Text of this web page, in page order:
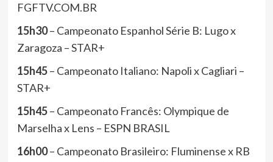
FGFTV.COM.BR
15h30– Campeonato Espanhol Série B: Lugo x
Zaragoza – STAR+
15h45– Campeonato Italiano: Napoli x Cagliari –
STAR+
15h45– Campeonato Francês: Olympique de
Marselha x Lens – ESPN BRASIL
16h00– Campeonato Brasileiro: Fluminense x RB